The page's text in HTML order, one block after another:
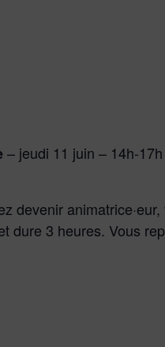
– jeudi 11 juin – 14h-
devenir
dure 3 heures. Vous